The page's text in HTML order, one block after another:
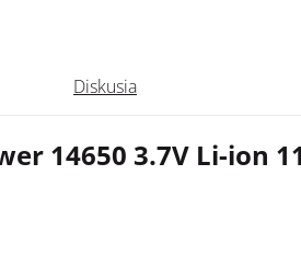
Diskusia
14650 3.7V Li-ion